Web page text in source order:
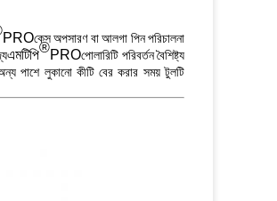
PROকেস অপসারণ বা আলগা পিন পরিচালনা
এমটিপি®PROপোলারিটি পরিবর্তন বৈশিষ্ট্য
অন্য পাশে লুকানো কীটি বের করার সময় টুলটি